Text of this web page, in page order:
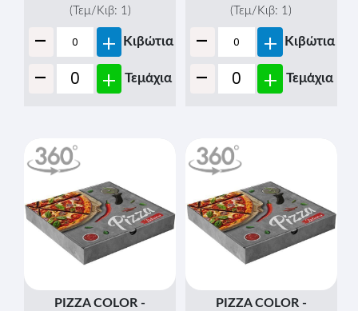
(Τεμ/Κιβ: 1)
- + Κιβώτια
- + Τεμάχια
(Τεμ/Κιβ: 1)
- + Κιβώτια
- + Τεμάχια
PIZZA COLOR -
PIZZA COLOR -